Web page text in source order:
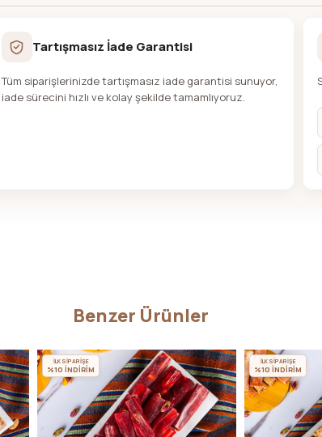
Tartışmasız İade Garantisi
Tüm siparişlerinizde tartışmasız iade garantisi sunuyor,
iade sürecini hızlı ve kolay şekilde tamamlıyoruz.
Benzer Ürünler
İLK SİPARİŞE
%10 İNDİRİM
İLK SİPARİŞE
%10 İNDİRİM